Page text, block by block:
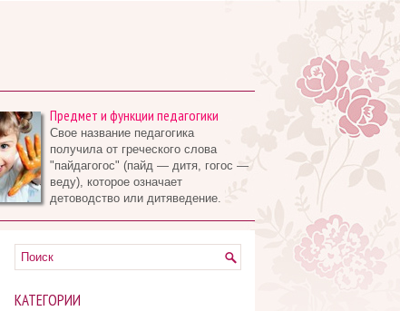
Предмет и функции педагогики
Свое название педагогика
получила от греческого слова
"пайдагогос" (пайд — дитя, гогос —
веду), которое означает
детоводство или дитяведение.
КАТЕГОРИИ